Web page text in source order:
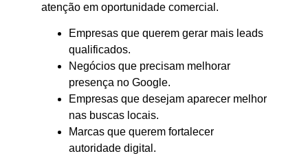
atenção em oportunidade comercial.
Empresas que querem gerar mais leads
qualificados.
Negócios que precisam melhorar
presença no Google.
Empresas que desejam aparecer melhor
nas buscas locais.
Marcas que querem fortalecer
autoridade digital.